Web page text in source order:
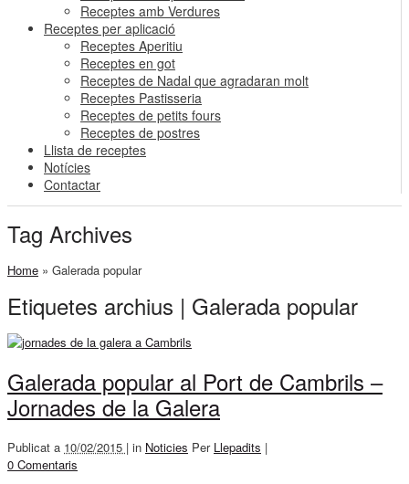
Receptes amb Verdures
Receptes per aplicació
Receptes Aperitiu
Receptes en got
Receptes de Nadal que agradaran molt
Receptes Pastisseria
Receptes de petits fours
Receptes de postres
Llista de receptes
Notícies
Contactar
Tag Archives
Home » Galerada popular
Etiquetes archius | Galerada popular
Galerada popular al Port de Cambrils –
Jornades de la Galera
Publicat a 10/02/2015 | in Noticies Per Llepadits |
0 Comentaris